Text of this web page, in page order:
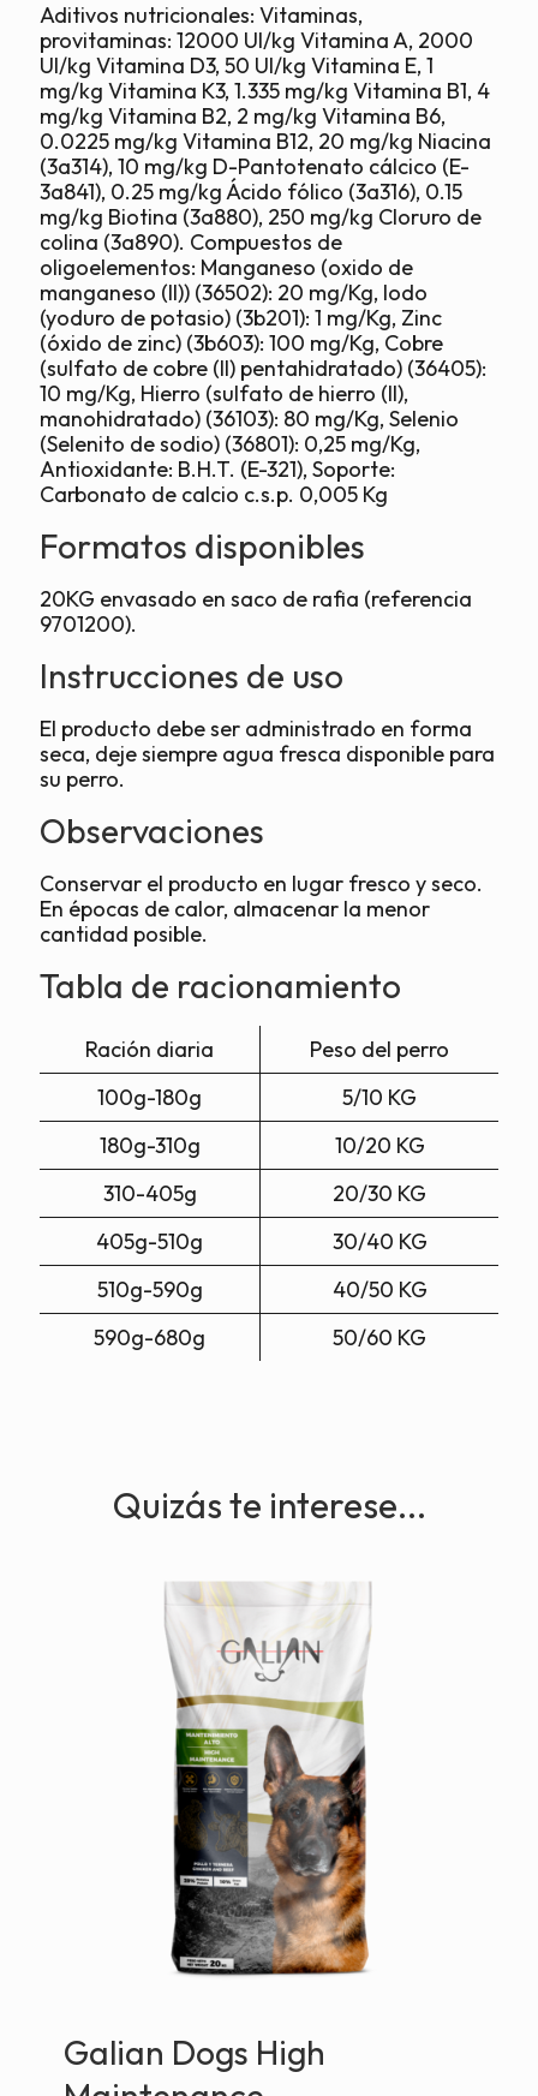
Aditivos nutricionales: Vitaminas,
provitaminas: 12000 UI/kg Vitamina A, 2000
UI/kg Vitamina D3, 50 UI/kg Vitamina E, 1
mg/kg Vitamina K3, 1.335 mg/kg Vitamina B1, 4
mg/kg Vitamina B2, 2 mg/kg Vitamina B6,
0.0225 mg/kg Vitamina B12, 20 mg/kg Niacina
(3a314), 10 mg/kg D-Pantotenato cálcico (E-
3a841), 0.25 mg/kg Ácido fólico (3a316), 0.15
mg/kg Biotina (3a880), 250 mg/kg Cloruro de
colina (3a890). Compuestos de
oligoelementos: Manganeso (oxido de
manganeso (II)) (36502): 20 mg/Kg, Iodo
(yoduro de potasio) (3b201): 1 mg/Kg, Zinc
(óxido de zinc) (3b603): 100 mg/Kg, Cobre
(sulfato de cobre (II) pentahidratado) (36405):
10 mg/Kg, Hierro (sulfato de hierro (II),
manohidratado) (36103): 80 mg/Kg, Selenio
(Selenito de sodio) (36801): 0,25 mg/Kg,
Antioxidante: B.H.T. (E-321), Soporte:
Carbonato de calcio c.s.p. 0,005 Kg
Formatos disponibles
20KG envasado en saco de rafia (referencia
9701200).
Instrucciones de uso
El producto debe ser administrado en forma
seca, deje siempre agua fresca disponible para
su perro.
Observaciones
Conservar el producto en lugar fresco y seco.
En épocas de calor, almacenar la menor
cantidad posible.
Tabla de racionamiento
Ración diaria
Peso del perro
100g-180g
5/10 KG
180g-310g
10/20 KG
310-405g
20/30 KG
405g-510g
30/40 KG
510g-590g
40/50 KG
590g-680g
50/60 KG
Quizás te interese...
Galian Dogs High